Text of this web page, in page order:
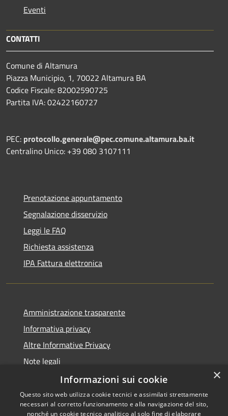
Eventi
CONTATTI
Comune di Altamura
Piazza Municipio, 1, 70022 Altamura BA
Codice Fiscale: 82002590725
Partita IVA: 02422160727
PEC: protocollo.generale@pec.comune.altamura.ba.it
Centralino Unico: +39 080 3107111
Prenotazione appuntamento
Segnalazione disservizio
Leggi le FAQ
Richiesta assistenza
IPA Fattura elettronica
Amministrazione trasparente
Informativa privacy
Altre Informative Privacy
Note legali
Dichiarazione di accessibilità
×
Informazioni sui cookie
Questo sito web utilizza cookie tecnici e assimilati strettamente
necessari al corretto funzionamento e alla navigazione del sito,
nonché un cookie tecnico analitico al solo fine di elaborare